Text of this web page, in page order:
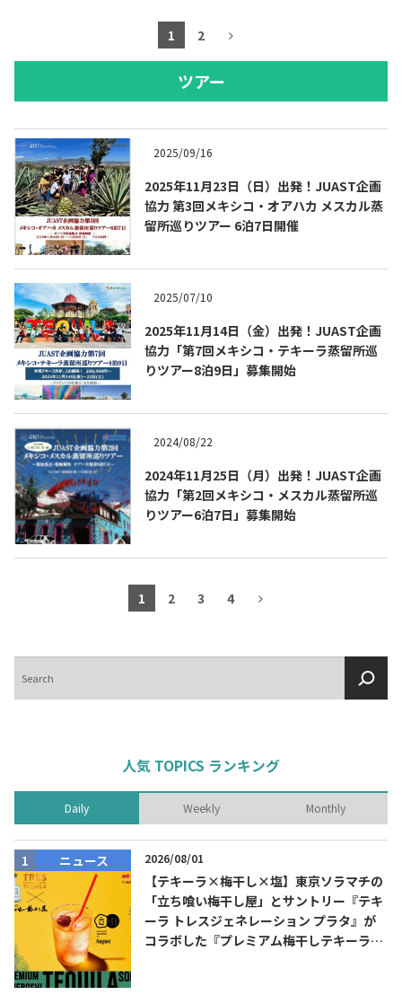
1 2
ツアー
2025/09/16
2025年11月23日（日）出発！JUAST企画
協力 第3回メキシコ・オアハカ メスカル蒸
留所巡りツアー 6泊7日開催
2025/07/10
2025年11月14日（金）出発！JUAST企画
協力「第7回メキシコ・テキーラ蒸留所巡
りツアー8泊9日」募集開始
2024/08/22
2024年11月25日（月）出発！JUAST企画
協力「第2回メキシコ・メスカル蒸留所巡
りツアー6泊7日」募集開始
1 2 3 4
索
人気 TOPICS ランキング
Daily Weekly Monthly
ニュース 2026/08/01
【テキーラ×梅干し×塩】東京ソラマチの
「立ち喰い梅干し屋」とサントリー『テキ
ーラ トレスジェネレーション プラタ』が
コラボした『プレミアム梅干しテキーラソ